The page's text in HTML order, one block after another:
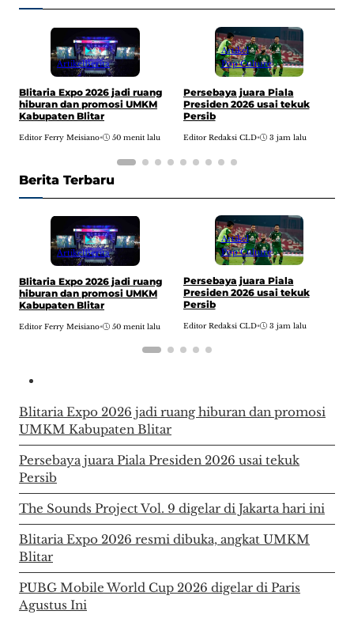
ArtikelBerita
Blitaria Expo 2026 jadi ruang
hiburan dan promosi UMKM
Kabupaten Blitar
Editor Ferry Meisiano• 50 menit lalu
Artikel
Pop Culture
Persebaya juara Piala
Presiden 2026 usai tekuk
Persib
Editor Redaksi CLD• 3 jam lalu
Berita Terbaru
ArtikelBerita
Blitaria Expo 2026 jadi ruang
hiburan dan promosi UMKM
Kabupaten Blitar
Editor Ferry Meisiano• 50 menit lalu
Artikel
Pop Culture
Persebaya juara Piala
Presiden 2026 usai tekuk
Persib
Editor Redaksi CLD• 3 jam lalu
Blitaria Expo 2026 jadi ruang hiburan dan promosi
UMKM Kabupaten Blitar
Persebaya juara Piala Presiden 2026 usai tekuk
Persib
The Sounds Project Vol. 9 digelar di Jakarta hari ini
Blitaria Expo 2026 resmi dibuka, angkat UMKM
Blitar
PUBG Mobile World Cup 2026 digelar di Paris
Agustus Ini